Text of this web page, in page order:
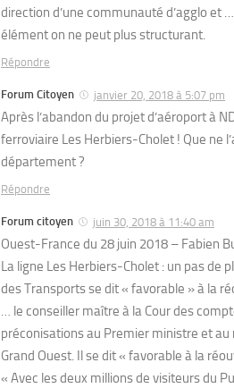
direction d’une communauté d’agglo et
élément on ne peut plus structurant.
Répondre
Forum Citoyen janvier 20, 2018 à 5:07 pm
Après l’abandon du projet d’aéroport à
ferroviaire Les Herbiers-Cholet ! Que ne
département ?
Répondre
Forum citoyen juin 30, 2018 à 11:40 am
Ouest-France du 28 juin 2018 – Fabien
La ligne Les Herbiers-Cholet : un pas de
des Transports se dit « favorable » à la
… le conseiller maître à la Cour des
préconisations au Premier ministre et
Grand Ouest. Il se dit « favorable à la
« Avec les deux millions de visiteurs du